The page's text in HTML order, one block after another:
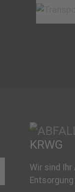
KRWG
Wir sind